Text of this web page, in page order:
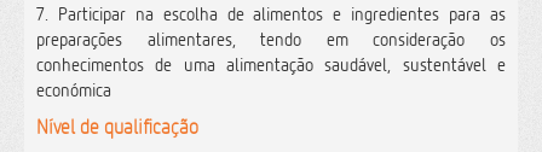
7. Participar na escolha de alimentos e ingredientes para as
preparações alimentares, tendo em consideração os
conhecimentos de uma alimentação saudável, sustentável e
económica
Nível de qualificação